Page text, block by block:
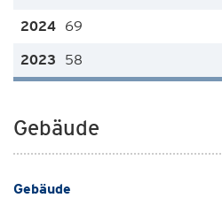
69
58
Gebäude
Gebäude